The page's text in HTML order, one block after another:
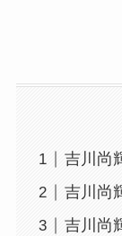
吉川尚
吉川尚
吉川尚